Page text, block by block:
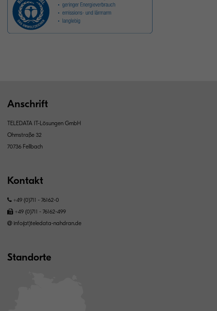
Anschrift
TELEDATA IT-Lösungen GmbH
Ohmstraße 32
70736 Fellbach
Kontakt
+49 (0)711 - 76162-0
+49 (0)711 - 76162-499
info(at)teledata-nahdran.de
Standorte